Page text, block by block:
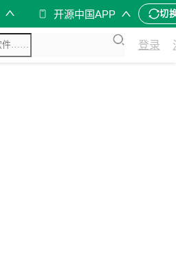
开源中国APP 切
登录